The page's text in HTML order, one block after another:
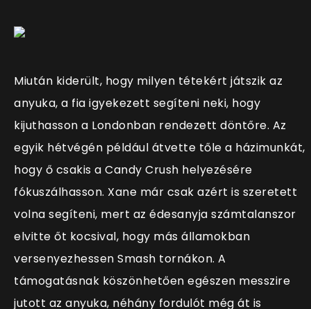
Miután kiderült, hogy milyen tétekért játszik az
anyuka, a fia igyekezett segíteni neki, hogy
kijuthasson a Londonban rendezett döntőre. Az
egyik hétvégén például átvette tőle a házimunkát,
hogy ő csakis a Candy Crush helyezésére
fókuszálhasson. Xane már csak azért is szeretett
volna segíteni, mert az édesanyja számtalanszor
elvitte őt kocsival, hogy más államokban
versenyezhessen Smash tornákon. A
támogatásnak köszönhetően egészen messzire
jutott az anyuka, néhány fordulót még át is